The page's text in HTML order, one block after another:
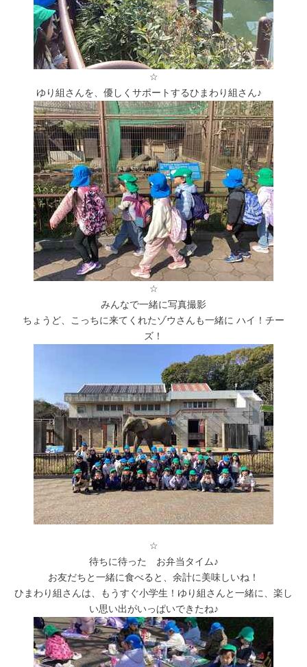
☆
ゆり組さんを、優しくサポートするひまわり組さん♪
☆
みんなで一緒に写真撮影
ちょうど、こっちに来てくれたゾウさんも一緒に ハイ！チー
ズ！
☆
待ちに待った お弁当タイム♪
お友だちと一緒に食べると、余計に美味しいね！
ひまわり組さんは、もうすぐ小学生！ゆり組さんと一緒に、楽し
い思い出がいっぱいできたね♪